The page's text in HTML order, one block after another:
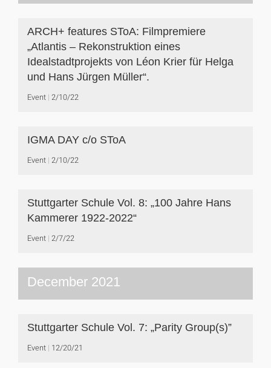
ARCH+ features SToA: Filmpremiere
„Atlantis – Rekonstruktion eines
Idealstadtprojekts von Léon Krier für Helga
und Hans Jürgen Müller“.
Event 2/10/22
IGMA DAY c/o SToA
Event 2/10/22
Stuttgarter Schule Vol. 8: „100 Jahre Hans
Kammerer 1922-2022“
Event 2/7/22
December 2021
Stuttgarter Schule Vol. 7: „Parity Group(s)”
Event 12/20/21